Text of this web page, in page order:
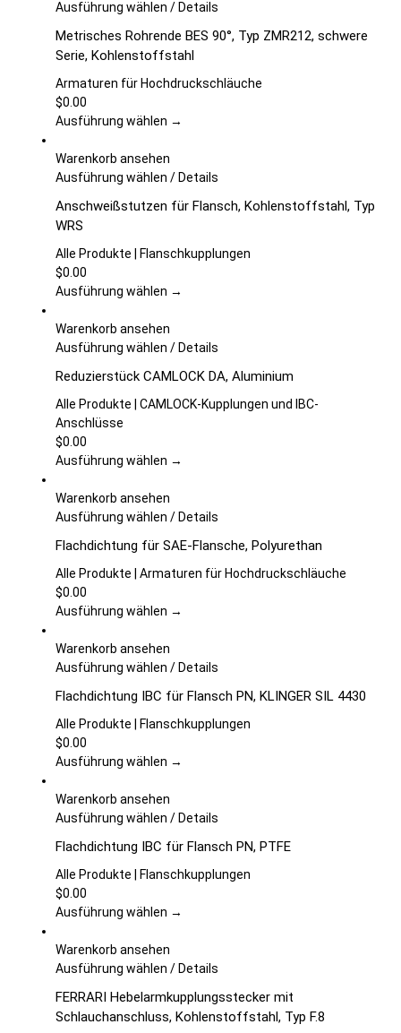
auf
Produktseite
gewählt
werden
Ausführung wählen Dieses
weist
mehrere
Varianten
Die
auf
Produktseite
werden
/ Details
Metrisches Rohrende BES 90°, Typ ZMR212, schwere
Serie, Kohlenstoffstahl
Armaturen für Hochdruckschläuche
$0.00
Ausführung wählen →
Warenkorb ansehen
Ausführung wählen Dieses
weist
Varianten
Die
auf
Produktseite
gewählt
/ Details
Anschweißstutzen für Flansch, Kohlenstoffstahl, Typ
WRS
Alle Produkte | Flanschkupplungen
$0.00
Ausführung wählen →
Warenkorb ansehen
Ausführung wählen Dieses
weist
mehrere
Die
auf
Produktseite
gewählt
/ Details
Reduzierstück CAMLOCK DA, Aluminium
Alle Produkte | CAMLOCK-Kupplungen und IBC-
Anschlüsse
$0.00
Ausführung wählen →
Warenkorb ansehen
Ausführung wählen Dieses
weist
mehrere
auf.
können
der
Produktseite
werden
/ Details
Flachdichtung für SAE-Flansche, Polyurethan
Alle Produkte | Armaturen für Hochdruckschläuche
$0.00
Ausführung wählen →
Warenkorb ansehen
Ausführung wählen Dieses
weist
mehrere
auf.
können
der
Produktseite
werden
/ Details
Flachdichtung IBC für Flansch PN, KLINGER SIL 4430
Alle Produkte | Flanschkupplungen
$0.00
Ausführung wählen →
Warenkorb ansehen
Ausführung wählen Dieses
weist
mehrere
auf.
können
der
Produktseite
/ Details
Flachdichtung IBC für Flansch PN, PTFE
Alle Produkte | Flanschkupplungen
$0.00
Ausführung wählen →
Warenkorb ansehen
Ausführung wählen Dieses
weist
mehrere
/ Details
FERRARI Hebelarmkupplungsstecker mit
Schlauchanschluss, Kohlenstoffstahl, Typ F.8